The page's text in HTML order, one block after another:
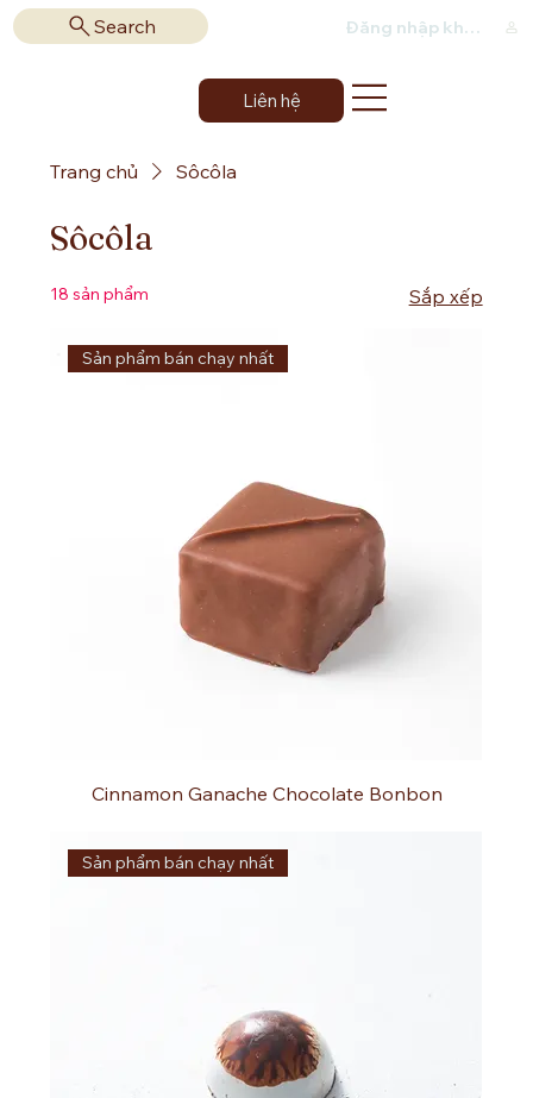
Search Đăng nhập khách hàng
Liên hệ
Trang chủ Sôcôla
Sôcôla
18 sản phẩm Sắp xếp
Sản phẩm bán chạy nhất
Cinnamon Ganache Chocolate Bonbon
Sản phẩm bán chạy nhất